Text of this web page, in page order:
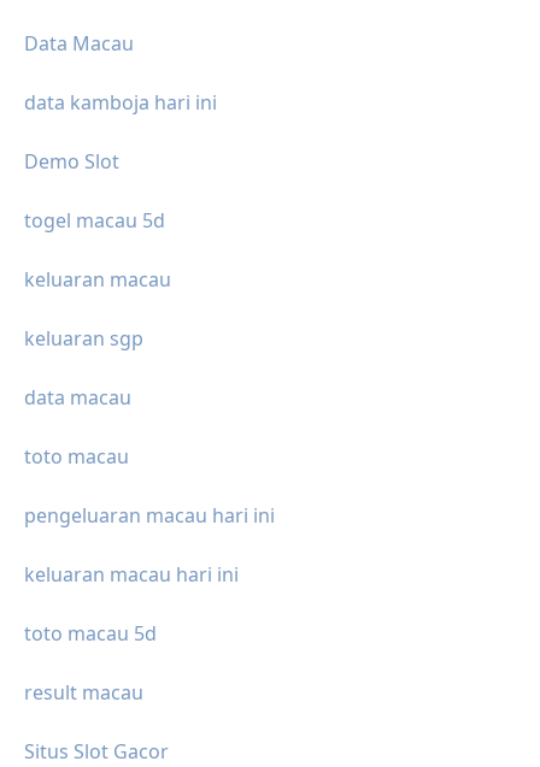
Data Macau
data kamboja hari ini
Demo Slot
togel macau 5d
keluaran macau
keluaran sgp
data macau
toto macau
pengeluaran macau hari ini
keluaran macau hari ini
toto macau 5d
result macau
Situs Slot Gacor